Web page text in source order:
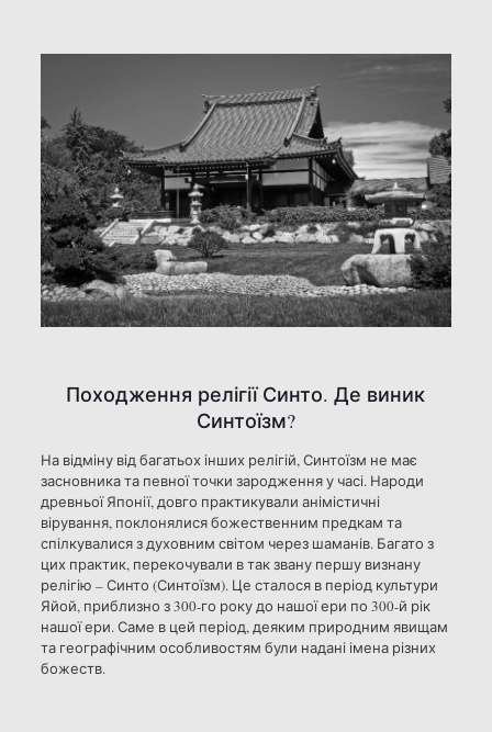
Походження релігії Синто. Де виник
Синтоїзм?
На відміну від багатьох інших релігій, Синтоїзм не має
засновника та певної точки зародження у часі. Народи
древньої Японії, довго практикували анімістичні
вірування, поклонялися божественним предкам та
спілкувалися з духовним світом через шаманів. Багато з
цих практик, перекочували в так звану першу визнану
релігію – Синто (Синтоїзм). Це сталося в період культури
Яйой, приблизно з 300-го року до нашої ери по 300-й рік
нашої ери. Саме в цей період, деяким природним явищам
та географічним особливостям були надані імена різних
божеств.